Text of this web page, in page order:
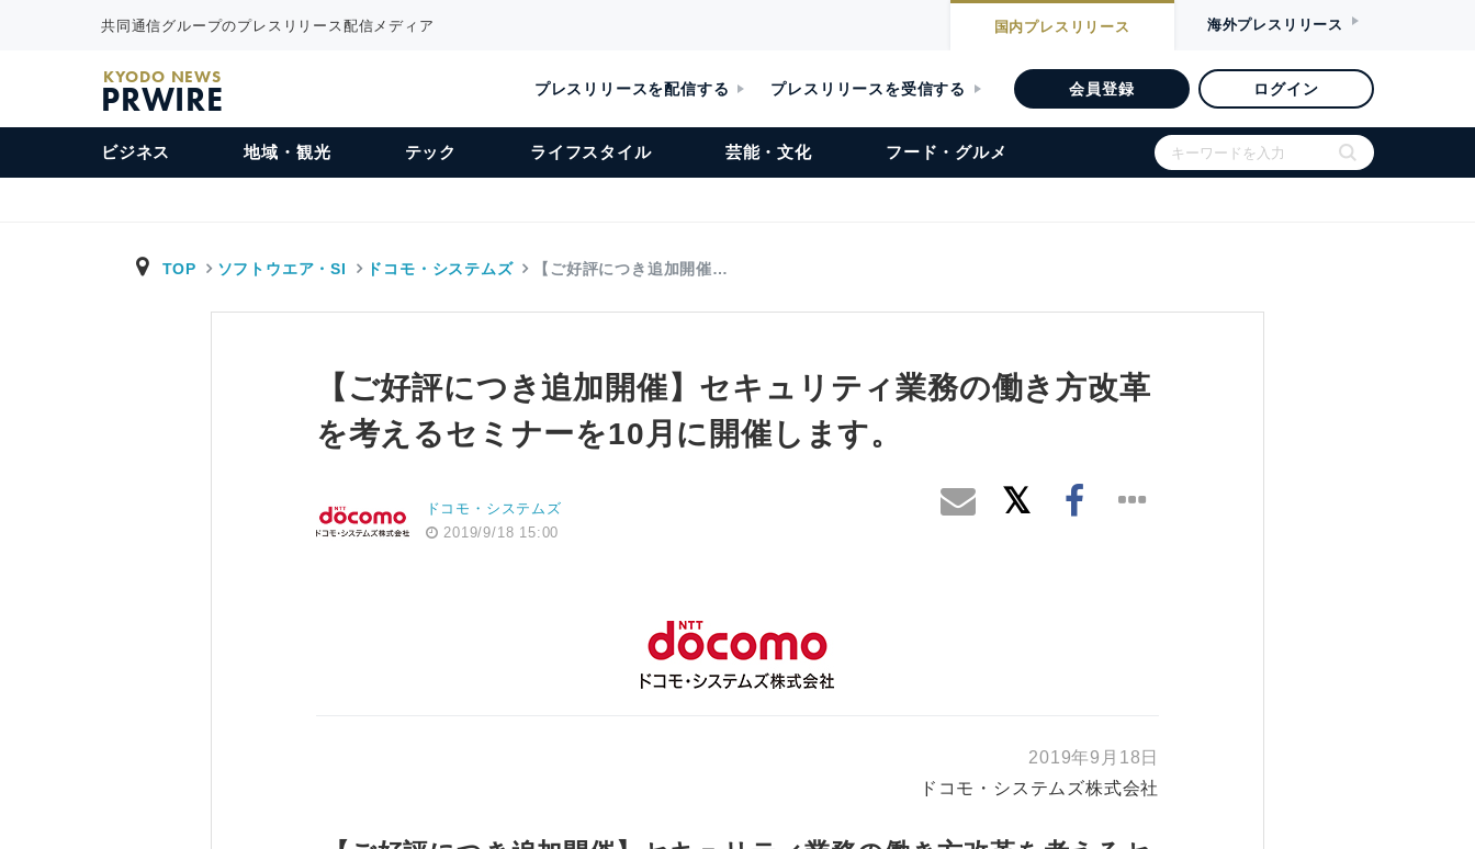
共同通信グループのプレスリリース配信メディア 国内プレスリリース 海外プレスリリース
KYODO NEWS
PRWIRE プレスリリースを配信する プレスリリースを受信する 会員登録 ログイン
ビジネス 地域・観光 テック ライフスタイル 芸能・文化 フード・グルメ
TOP ソフトウエア・SI ドコモ・システムズ 【ご好評につき追加開催…
【ご好評につき追加開催】セキュリティ業務の働き方改革
を考えるセミナーを10月に開催します。
ドコモ・システムズ
2019/9/18 15:00
2019年9月18日
ドコモ・システムズ株式会社